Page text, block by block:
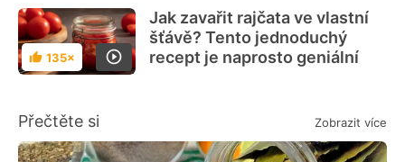
Hodnocení
135×
Jak zavařit rajčata ve vlastní
šťávě? Tento jednoduchý
recept je naprosto geniální
Přečtěte si Zobrazit více